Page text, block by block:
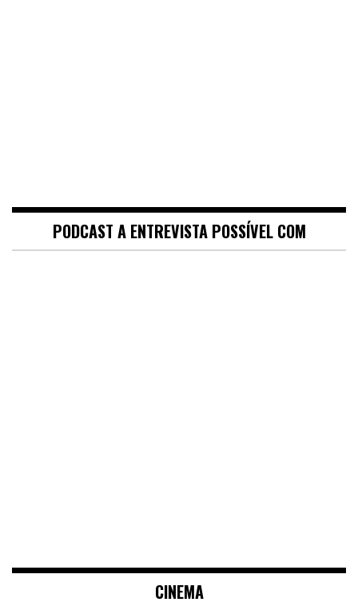
PODCAST A ENTREVISTA POSSÍVEL COM
CINEMA